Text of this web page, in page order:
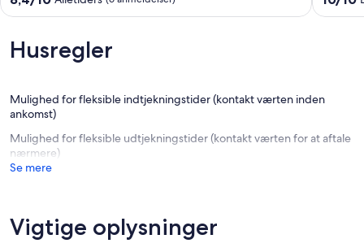
prestigefyldte
Verde
Resort
verde
ud
10,
Alletiders,
ud
Husregler
Mulighed for fleksible indtjekningstider (kontakt værten inden
ankomst)
Mulighed for fleksible udtjekningstider (kontakt værten for at aftale
nærmere)
Se mere
Vigtige oplysninger